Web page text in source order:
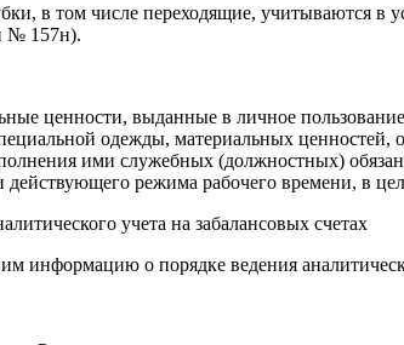
в том числе переходящие, учитываются в
№ 157н).
ценности, выданные в личное
одежды, материальных ценностей,
ими служебных (должностных)
действующего режима рабочего времени, в
учета на забалансовых счетах
информацию о порядке ведения